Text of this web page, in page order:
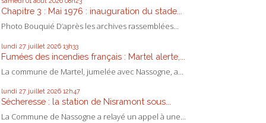
Chapitre 3 : Mai 1976 : inauguration du stade...
Photo Bouquié D’après les archives rassemblées...
lundi 27 juillet 2026 13h33
Fumées des incendies français : Martel alerte,...
La commune de Martel, jumelée avec Nassogne, a...
lundi 27 juillet 2026 12h47
Sécheresse : la station de Nisramont sous...
La Commune de Nassogne a relayé un appel à une...